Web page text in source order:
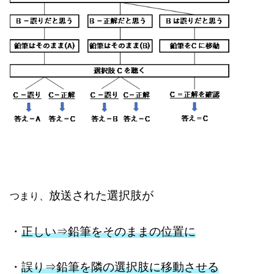
つまり、 放送された選択肢が
・正しい⇒鉛筆をそのままの位置に
・誤り⇒鉛筆を隣の選択肢に移動させる